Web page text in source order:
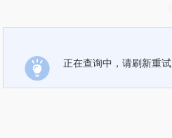
正在查询中，请刷新重试